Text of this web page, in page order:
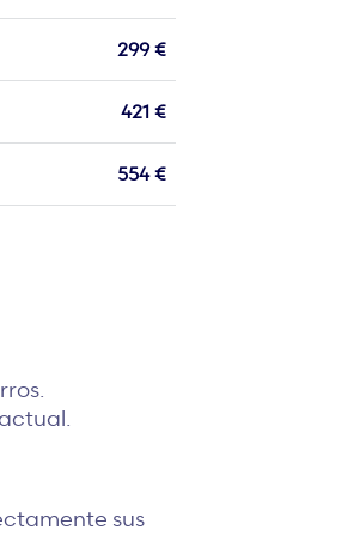
299 €
421 €
554 €
sus